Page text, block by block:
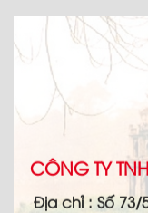
CÔNG TY
Địa chỉ :Số 73/